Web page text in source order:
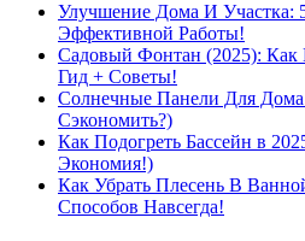
Улучшение Дома И Участка:
Эффективной Работы!
Садовый Фонтан (2025): Как
Гид + Советы!
Солнечные Панели Для
Сэкономить?)
Как Подогреть Бассейн в
Экономия!)
Как Убрать Плесень В
Способов Навсегда!